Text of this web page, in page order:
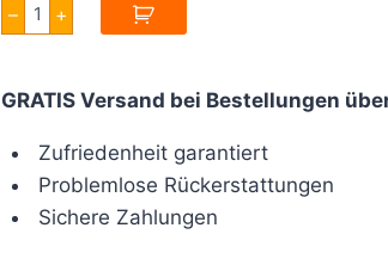
–
Hidden
Potion
50ml
+
GRATIS Versand bei Bestellungen
Zufriedenheit garantiert
Problemlose Rückerstattungen
Sichere Zahlungen